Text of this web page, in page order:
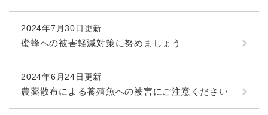
2024年7月30日更新
蜜蜂への被害軽減対策に努めましょう
2024年6月24日更新
農薬散布による養殖魚への被害にご注意ください